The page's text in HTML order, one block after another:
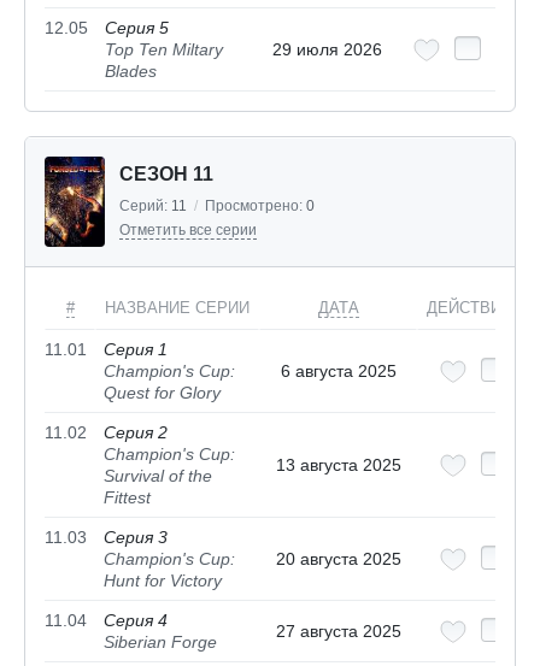
12.05
Серия 5
Top Ten Miltary
Blades
29 июля 2026
СЕЗОН 11
Серий: 11 / Просмотрено: 0
Отметить все серии
# НАЗВАНИЕ СЕРИИ ДАТА ДЕЙСТВИЯ
11.01
Серия 1
Champion's Cup:
Quest for Glory
6 августа 2025
11.02
Серия 2
Champion's Cup:
Survival of the
Fittest
13 августа 2025
11.03
Серия 3
Champion's Cup:
Hunt for Victory
20 августа 2025
11.04
Серия 4
Siberian Forge
27 августа 2025